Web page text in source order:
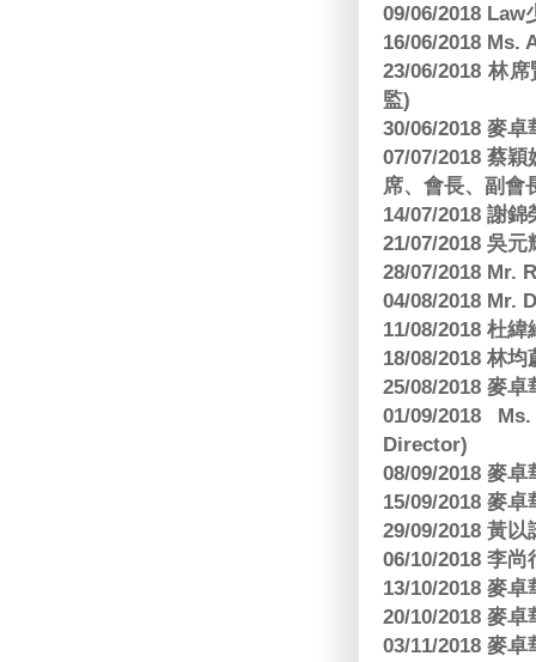
09/06/2018 Law
16/06/2018 Ms.
23/06/2018 林
監)
30/06/2018 麥
07/07/2018 蔡
席、會長、副會
14/07/2018 謝
21/07/2018 吳元
28/07/2018 Mr.
04/08/2018 Mr.
11/08/2018 杜
18/08/2018 林
25/08/2018 麥
01/09/2018
Director)
08/09/2018 麥
15/09/2018 麥
29/09/2018 黃
06/10/2018 李
13/10/2018 麥
20/10/2018 麥
03/11/2018 麥